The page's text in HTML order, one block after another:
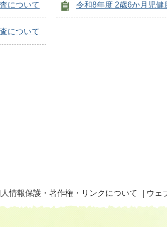
について 令和8年度 2歳6か月児健
について
情報保護・著作権・リンクについて ウェ